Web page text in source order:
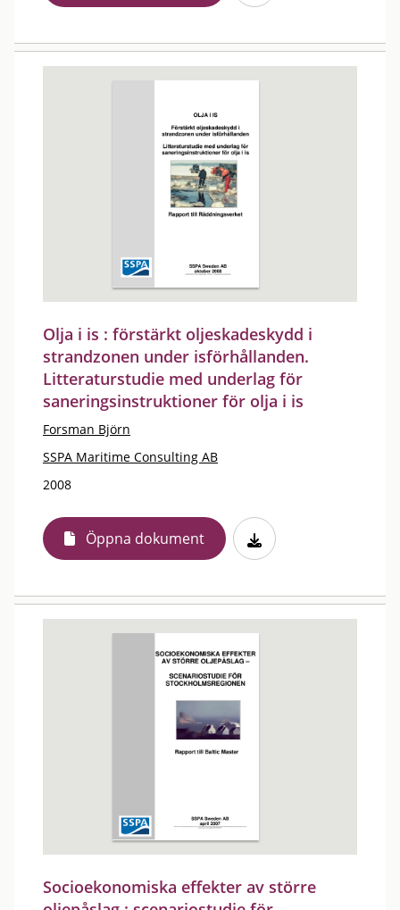
Olja i is : förstärkt oljeskadeskydd i
strandzonen under isförhållanden.
Litteraturstudie med underlag för
saneringsinstruktioner för olja i is
Forsman Björn
SSPA Maritime Consulting AB
2008
Öppna dokument
Socioekonomiska effekter av större